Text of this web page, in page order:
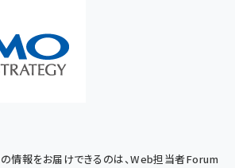
情報をお届けできるのは、Web担当者Forum